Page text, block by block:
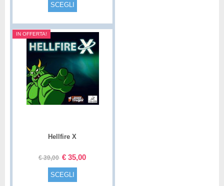
SCEGLI
IN OFFERTA!
Hellfire X
€39,00 € 35,00
SCEGLI